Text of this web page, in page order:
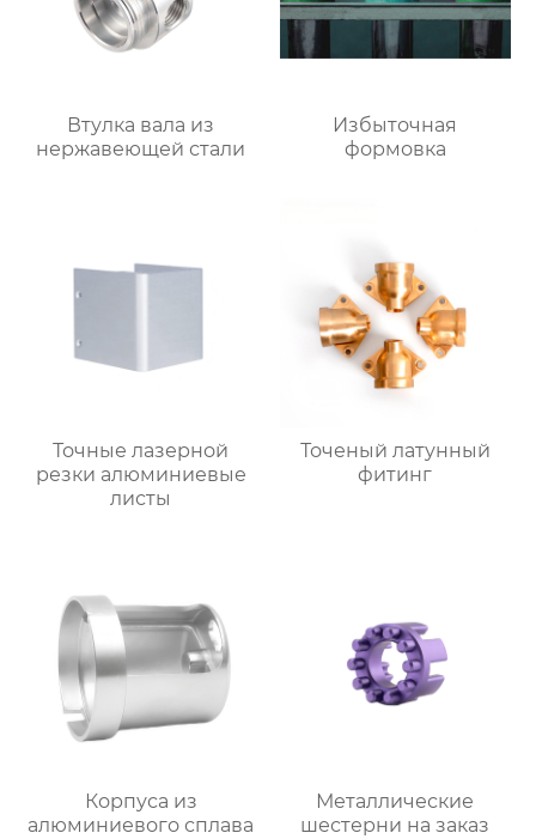
Втулка вала из
нержавеющей стали
Избыточная
формовка
Точные лазерной
резки алюминиевые
листы
Точеный латунный
фитинг
Корпуса из
алюминиевого сплава
Металлические
шестерни на заказ